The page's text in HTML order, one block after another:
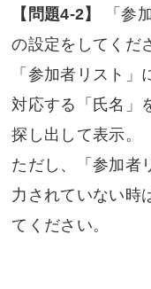
【問題4-2】
「参
の設定をしてくだ
「参加者リスト
対応する「氏名」
探し出して表示。
ただし、「参加者
力されていない時
てください。